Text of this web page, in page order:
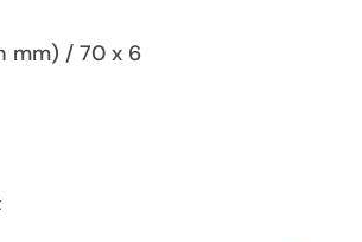
mm) / 70 x 6
Nach